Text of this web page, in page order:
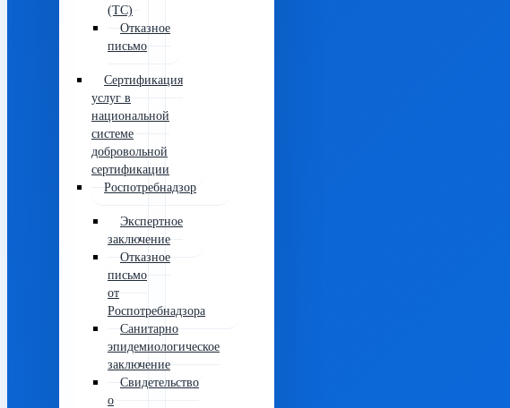
(ТС)
Отказное
письмо
Сертификация
услуг в
национальной
системе
добровольной
сертификации
Роспотребнадзор
Экспертное
заключение
Отказное
письмо
от
Роспотребнадзора
Санитарно
эпидемиологическое
заключение
Свидетельство
о